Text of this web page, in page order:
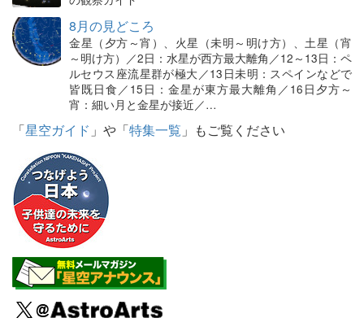
8月の見どころ
金星（夕方～宵）、火星（未明～明け方）、土星（宵
～明け方）／2日：水星が西方最大離角／12～13日：ペ
ルセウス座流星群が極大／13日未明：スペインなどで
皆既日食／15日：金星が東方最大離角／16日夕方～
宵：細い月と金星が接近／…
「星空ガイド 」や「特集一覧 」もご覧ください